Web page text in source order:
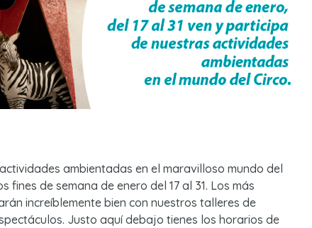
ambientadas en el maravilloso mundo del
fines de semana de enero del 17 al 31. Los más
increíblemente bien con nuestros talleres de
Justo aquí debajo tienes los horarios de